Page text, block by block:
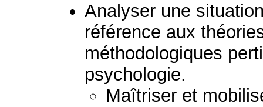
Analyser une
référence aux
méthodologiques
psychologie.
Maîtriser et